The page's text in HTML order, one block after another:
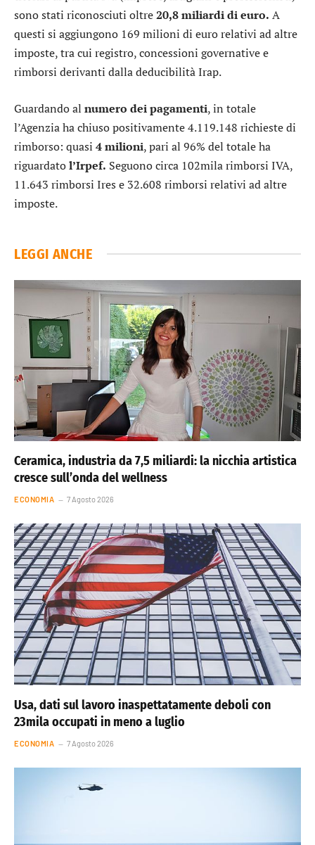
sono stati riconosciuti oltre20,8 miliardi di euro. A
questi si aggiungono 169 milioni di euro relativi ad altre
imposte, tra cui registro, concessioni governative e
rimborsi derivanti dalla deducibilità Irap.
Guardando al numero dei pagamenti, in totale
l’Agenzia ha chiuso positivamente 4.119.148 richieste di
rimborso: quasi 4 milioni, pari al 96% del totale ha
riguardatol’Irpef. Seguono circa 102mila rimborsi IVA,
11.643 rimborsi Ires e 32.608 rimborsi relativi ad altre
imposte.
LEGGI ANCHE
Ceramica, industria da 7,5 miliardi: la nicchia artistica
cresce sull’onda del wellness
ECONOMIA 7 Agosto 2026
Usa, dati sul lavoro inaspettatamente deboli con
23mila occupati in meno a luglio
ECONOMIA 7 Agosto 2026